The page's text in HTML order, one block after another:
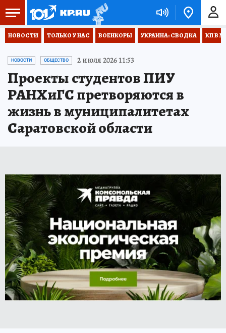
НОВОСТИ ТОЛЬКО У НАС ВОЕНКОРЫ УКРАИНА: СВОДКА КП В
НОВОСТИ ОБЩЕСТВО 2 июля 2026 11:53
Проекты студентов ПИУ
РАНХиГС претворяются в
жизнь в муниципалитетах
Саратовской области